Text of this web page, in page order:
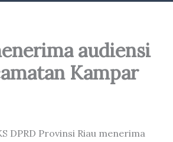
audiensi
Kampar
DPRD Provinsi Riau menerima